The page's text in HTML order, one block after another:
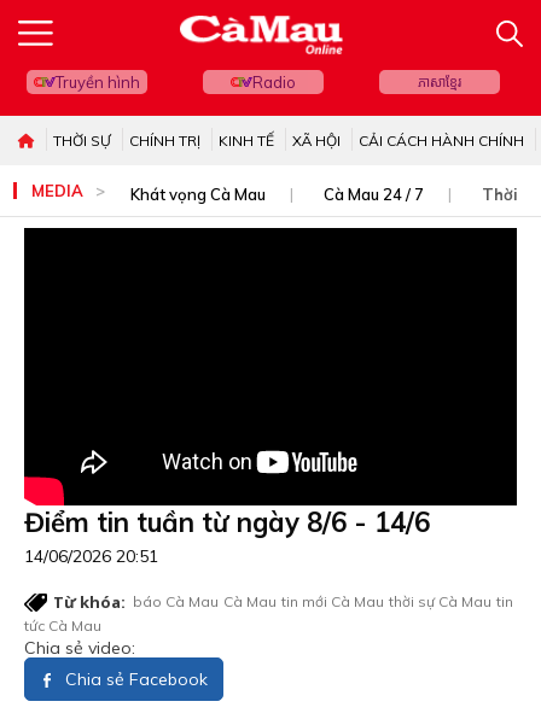
Truyền hình Radio ភាសាខ្មែរ
THỜI SỰ CHÍNH TRỊ KINH TẾ XÃ HỘI CẢI CÁCH HÀNH CHÍNH
MEDIA Khát vọng Cà Mau Cà Mau 24 / 7 Thời sự
Điểm tin tuần từ ngày 8/6 - 14/6
14/06/2026 20:51
Từ khóa: báo Cà Mau Cà Mau tin mới Cà Mau thời sự Cà Mau tin
tức Cà Mau
Chia sẻ video:
Chia sẻ Facebook